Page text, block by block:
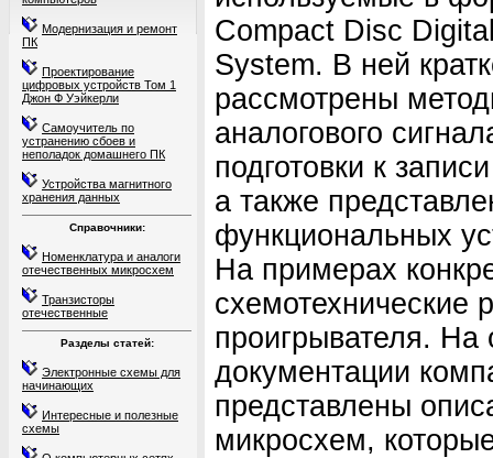
Модернизация и ремонт
ПК
Проектирование
цифровых устройств Том 1
Джон Ф Уэйкерли
Самоучитель по
устранению сбоев и
неполадок домашнего ПК
Устройства магнитного
хранения данных
Справочники:
Номенклатура и аналоги
отечественных микросхем
Транзисторы
отечественные
Разделы статей:
Электронные схемы для
начинающих
Интересные и полезные
схемы
Compact Disc
System. В ней
рассмотрены
аналогового
подготовки к
а также
функциональных
На примерах
схемотехнические
проигрывателя. На
документации
представлены
микросхем,